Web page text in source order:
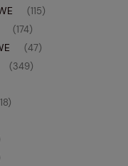
(115)
(174)
(47)
(349)